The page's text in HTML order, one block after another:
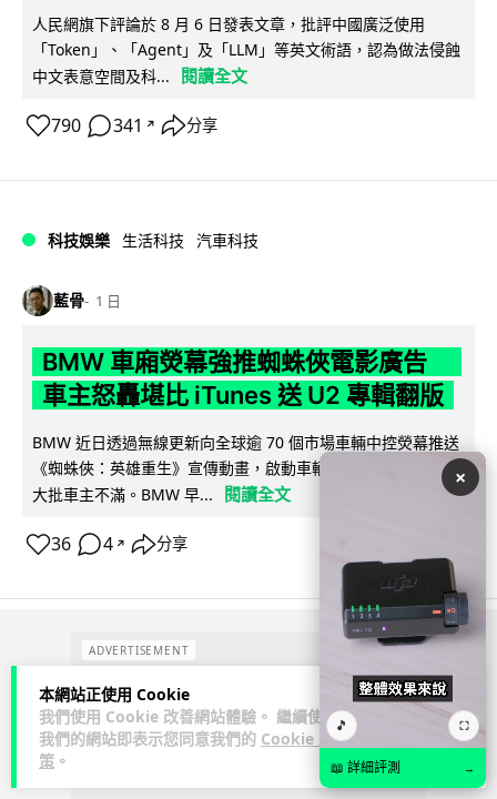
本網站正使用 Cookie
我們使用 Cookie 改善網站體驗。 繼續使用
我們的網站即表示您同意我們的 Cookie 政
策 。
人民網旗下評論於 8 月 6 日發表文章，批評中國廣泛使用
「Token」、「Agent」及「LLM」等英文術語，認為做法侵蝕
中文表意空間及科...
閱讀全文
790 341 ↗ 分享
科技娛樂 生活科技 汽車科技
藍骨 1 日
BMW 車廂熒幕強推蜘蛛俠電影廣告
車主怒轟堪比 iTunes 送 U2 專輯翻版
BMW 近日透過無線更新向全球逾 70 個市場車輛中控熒幕推送
《蜘蛛俠：英雄重生》宣傳動畫，啟動車輛即彈出通知，觸發
大批車主不滿。BMW 早...
閱讀全文
36 4 ↗ 分享
ADVERTISEMENT
×
🎵 ⛶
📖 詳細評測 →